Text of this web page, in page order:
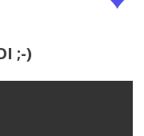
;-)